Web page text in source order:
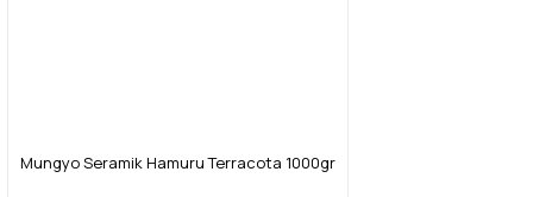
Mungyo Seramik Hamuru Terracota 1000gr